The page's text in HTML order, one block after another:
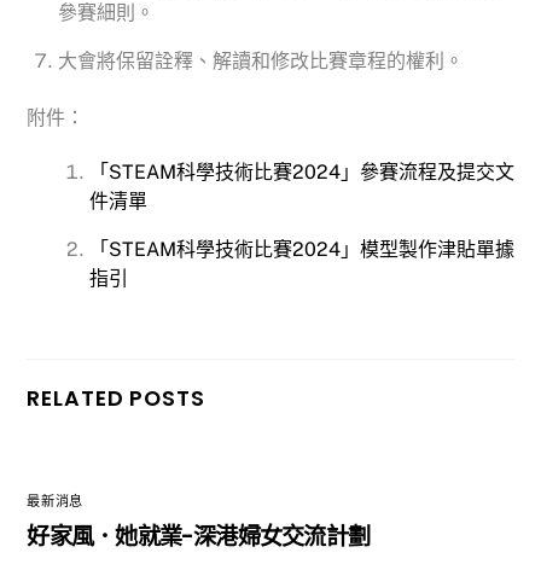
參賽細則。
大會將保留詮釋、解讀和修改比賽章程的權利。
附件：
「STEAM科學技術比賽2024」參賽流程及提交文
件清單
「STEAM科學技術比賽2024」模型製作津貼單據
指引
RELATED POSTS
最新消息
好家風．她就業-深港婦女交流計劃